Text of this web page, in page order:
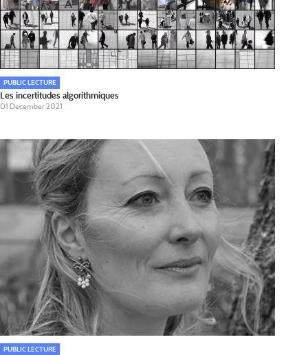
PUBLIC LECTURE
Les incertitudes algorithmiques
01 December 2021
PUBLIC LECTURE